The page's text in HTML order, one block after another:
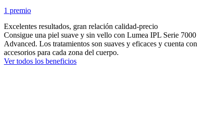
1 premio
Excelentes resultados, gran relación calidad-precio
Consigue una piel suave y sin vello con Lumea IPL Serie 7000
Advanced. Los tratamientos son suaves y eficaces y cuenta con
accesorios para cada zona del cuerpo.
Ver todos los beneficios